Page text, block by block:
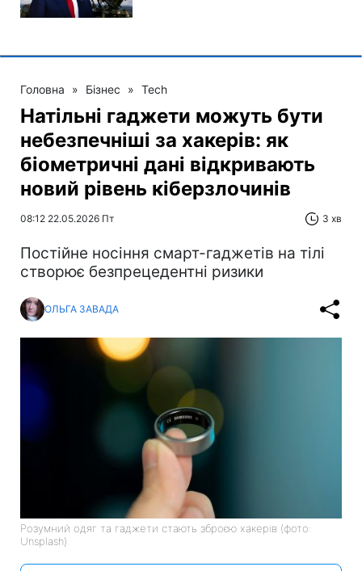
Головна » Бізнес » Tech
Натільні гаджети можуть бути
небезпечніші за хакерів: як
біометричні дані відкривають
новий рівень кіберзлочинів
08:12 22.05.2026 Пт 3 хв
Постійне носіння смарт-гаджетів на тілі
створює безпрецедентні ризики
ОЛЬГА ЗАВАДА
Розумний одяг та гаджети стають зброєю хакерів (фото:
Unsplash)